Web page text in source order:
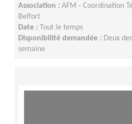
Association : AFM - Coordination
Belfort
Date :
Tout le temps
Disponibilité demandée : Deux
semaine